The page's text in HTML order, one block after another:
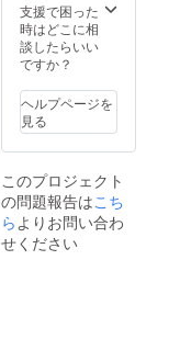
支援で困った
時はどこに相
談したらいい
ですか？
ヘルプページを
見る
このプロジェクト
の問題報告はこち
らよりお問い合わ
せください